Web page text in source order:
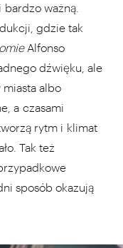
bardzo ważną.
gdzie tak
Alfonso
dźwięku, ale
miasta albo
a czasami
rytm i klimat
Tak też
sposób okazują